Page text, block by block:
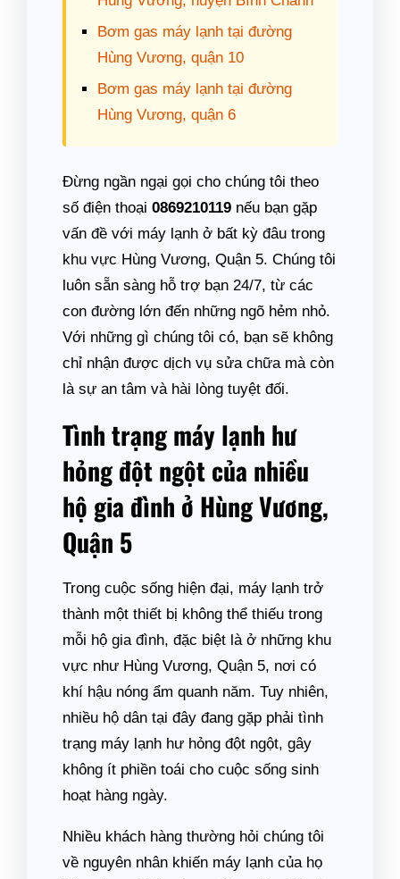
Bơm gas máy lạnh tại đường
Hùng Vương, quận 10
Bơm gas máy lạnh tại đường
Hùng Vương, quận 6
Đừng ngần ngại gọi cho chúng tôi theo
số điện thoại 0869210119 nếu bạn gặp
vấn đề với máy lạnh ở bất kỳ đâu trong
khu vực Hùng Vương, Quận 5. Chúng tôi
luôn sẵn sàng hỗ trợ bạn 24/7, từ các
con đường lớn đến những ngõ hẻm nhỏ.
Với những gì chúng tôi có, bạn sẽ không
chỉ nhận được dịch vụ sửa chữa mà còn
là sự an tâm và hài lòng tuyệt đối.
Tình trạng máy lạnh hư
hỏng đột ngột của nhiều
hộ gia đình ở Hùng Vương,
Quận 5
Trong cuộc sống hiện đại, máy lạnh trở
thành một thiết bị không thể thiếu trong
mỗi hộ gia đình, đặc biệt là ở những khu
vực như Hùng Vương, Quận 5, nơi có
khí hậu nóng ẩm quanh năm. Tuy nhiên,
nhiều hộ dân tại đây đang gặp phải tình
trạng máy lạnh hư hỏng đột ngột, gây
không ít phiền toái cho cuộc sống sinh
hoạt hàng ngày.
Nhiều khách hàng thường hỏi chúng tôi
về nguyên nhân khiến máy lạnh của họ